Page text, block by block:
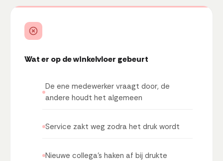
Wat er op de winkelvloer gebeurt
De ene medewerker vraagt door, de
andere houdt het algemeen
Service zakt weg zodra het druk wordt
Nieuwe collega's haken af bij drukte